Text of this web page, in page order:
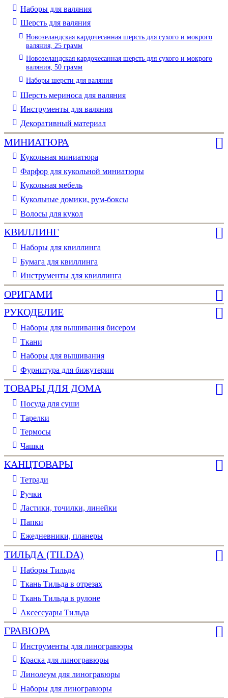
Наборы для валяния
Шерсть для валяния
Новозеландская кардочесанная шерсть для сухого и мокрого
валяния, 25 грамм
Новозеландская кардочесанная шерсть для сухого и мокрого
валяния, 50 грамм
Наборы шерсти для валяния
Шерсть мериноса для валяния
Инструменты для валяния
Декоративный материал
МИНИАТЮРА
Кукольная миниатюра
Фарфор для кукольной миниатюры
Кукольная мебель
Кукольные домики, рум-боксы
Волосы для кукол
КВИЛЛИНГ
Наборы для квиллинга
Бумага для квиллинга
Инструменты для квиллинга
ОРИГАМИ
РУКОДЕЛИЕ
Наборы для вышивания бисером
Ткани
Наборы для вышивания
Фурнитура для бижутерии
ТОВАРЫ ДЛЯ ДОМА
Посуда для суши
Тарелки
Термосы
Чашки
КАНЦТОВАРЫ
Тетради
Ручки
Ластики, точилки, линейки
Папки
Ежедневники, планеры
ТИЛЬДА (TILDA)
Наборы Тильда
Ткань Тильда в отрезах
Ткань Тильда в рулоне
Аксессуары Тильда
ГРАВЮРА
Инструменты для линогравюры
Краска для линогравюры
Линолеум для линогравюры
Наборы для линогравюры